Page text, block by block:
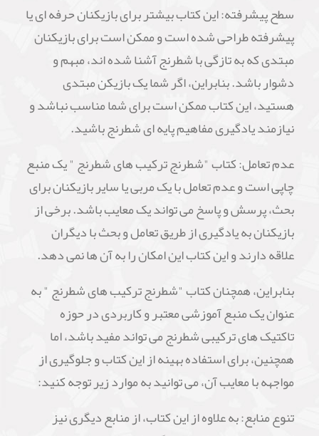
سطح پیشرفته: این کتاب بیشتر برای بازیکنان حرفه ای یا
پیشرفته طراحی شده است و ممکن است برای بازیکنان
مبتدی که به تازگی با شطرنج آشنا شده اند، مبهم و
دشوار باشد. بنابراین، اگر شما یک بازیکن مبتدی
هستید، این کتاب ممکن است برای شما مناسب نباشد و
نیازمند یادگیری مفاهیم پایه ای شطرنج باشید.
عدم تعامل: کتاب "شطرنج ترکیب های شطرنج " یک منبع
چاپی است و عدم تعامل با یک مربی یا سایر بازیکنان برای
بحث، پرسش و پاسخ می تواند یک معایب باشد. برخی از
بازیکنان به یادگیری از طریق تعامل و بحث با دیگران
علاقه دارند و این کتاب این امکان را به آن ها نمی دهد.
بنابراین، همچنان کتاب "شطرنج ترکیب های شطرنج " به
عنوان یک منبع آموزشی معتبر و کاربردی در حوزه
تاکتیک های ترکیبی شطرنج می تواند مفید باشد، اما
همچنین، برای استفاده بهینه از این کتاب و جلوگیری از
مواجهه با معایب آن، می توانید به موارد زیر توجه کنید:
تنوع منابع: به علاوه از این کتاب، از منابع دیگری نیز